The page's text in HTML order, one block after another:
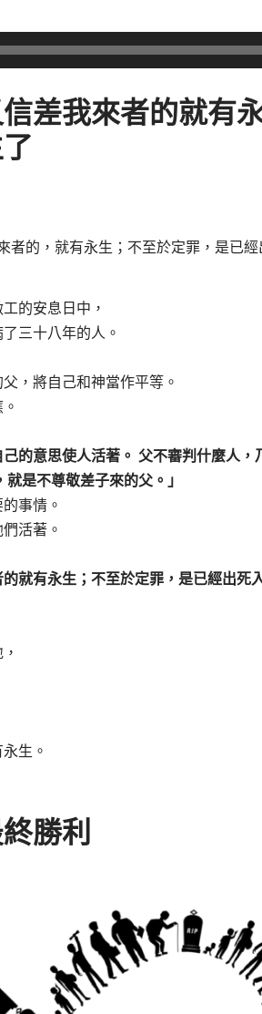
差我來者的就有
的，就有永生；不至於定罪，是已經
的安息日中，
三十八年的人。
，將自己和神當作平等。
的意思使人活著。 父不審判什麼人，
是不尊敬差子來的父。」
事情。
活著。
就有永生；不至於定罪，是已經出死
生。
勝利